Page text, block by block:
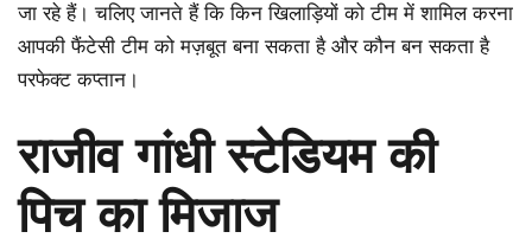
जा रहे हैं। चलिए जानते हैं कि किन खिलाड़ियों को टीम में शामिल करना
आपकी फैंटेसी टीम को मज़बूत बना सकता है और कौन बन सकता है
परफेक्ट कप्तान।
राजीव गांधी स्टेडियम की
पिच का मिजाज